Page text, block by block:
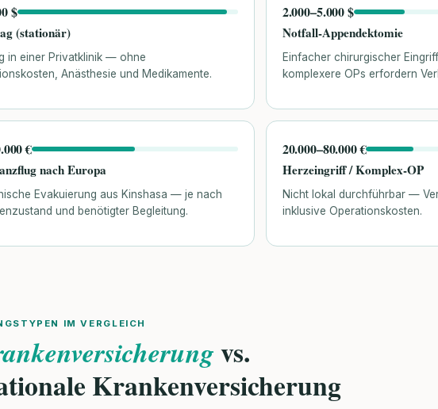
$
(stationär)
in einer Privatklinik — ohne
Anästhesie und Medikamente.
2.000–5.000 $
Notfall-Appendektomie
Einfacher chirurgischer
komplexere OPs erfordern
€
nach Europa
Evakuierung aus Kinshasa — je nach
und benötigter Begleitung.
20.000–80.000 €
Herzeingriff / Komplex-OP
Nicht lokal durchführbar —
inklusive Operationskosten.
IM VERGLEICH
vs.
Krankenversicherung